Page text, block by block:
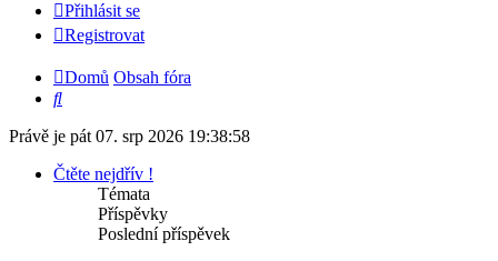
Přihlásit se
Registrovat
Domů Obsah fóra
Hledat
Právě je pát 07. srp 2026 19:38:58
Čtěte nejdřív !
Témata
Příspěvky
Poslední příspěvek